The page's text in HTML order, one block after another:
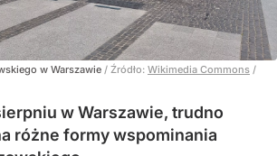
w Warszawie / Źródło: Wikimedia Commons /
w Warszawie, trudno
różne formy wspominania